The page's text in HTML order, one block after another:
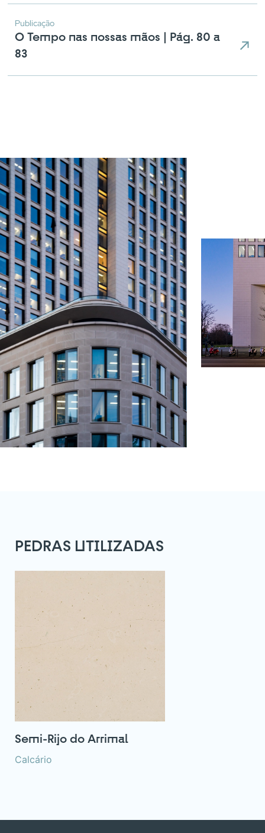
Para ver e editar a sua seleção, aceda à página
do comparador
VER COMPARADOR
VOLTAR
Publicação
O Tempo nas nossas mãos | Pág. 80 a
83
PEDRAS UTILIZADAS
Semi-Rijo do Arrimal
Calcário